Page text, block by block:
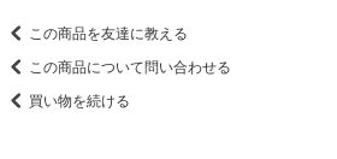
この商品を友達に教える
この商品について問い合わせる
買い物を続ける